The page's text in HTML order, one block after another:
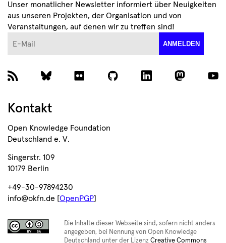
Unser monatlicher Newsletter informiert über Neuigkeiten
aus unseren Projekten, der Organisation und von
Veranstaltungen, auf denen wir zu treffen sind!
ANMELDEN
Kontakt
Open Knowledge Foundation
Deutschland e. V.
Singerstr. 109
10179 Berlin
+49-30-97894230
info@okfn.de [OpenPGP]
Die Inhalte dieser Webseite sind, sofern nicht anders
angegeben, bei Nennung von Open Knowledge
Deutschland unter der Lizenz Creative Commons